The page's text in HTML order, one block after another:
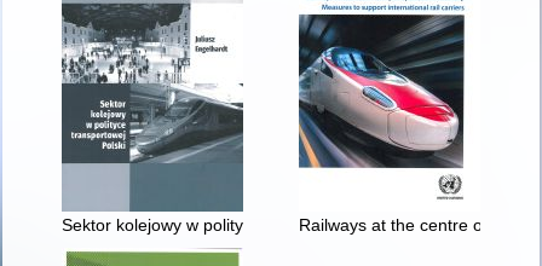
Sektor kolejowy w polityce transportowej Polski
Railways at the centre of a